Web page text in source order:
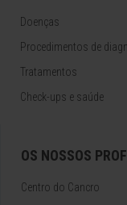
Doenças
Procedimentos de
Tratamentos
Check-ups e saúde
OS NOSSOS
Centro do Cancro